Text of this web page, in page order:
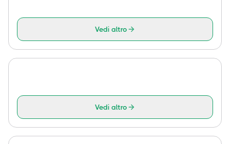
Vedi altro
Vedi altro